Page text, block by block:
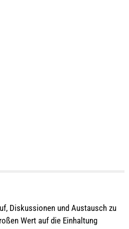
Diskussionen und Austausch zu
Wert auf die Einhaltung